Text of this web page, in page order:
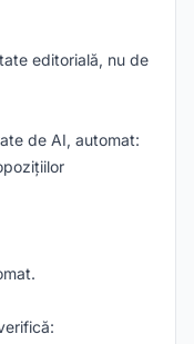
editorială, nu de
de AI, automat: